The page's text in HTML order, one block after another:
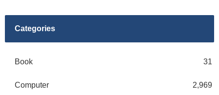
Categories
Book 31
Computer 2,969